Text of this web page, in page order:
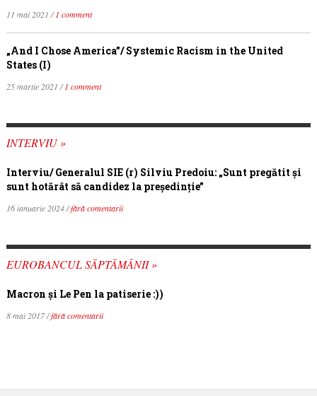
11 mai 2021 /1 comment
„And I Chose America”/ Systemic Racism in the United
States (I)
25 martie 2021 /1 comment
INTERVIU »
Interviu/ Generalul SIE (r) Silviu Predoiu: „Sunt pregătit și
sunt hotărât să candidez la președinție”
16 ianuarie 2024 /fără comentarii
EUROBANCUL SĂPTĂMÂNII »
Macron şi Le Pen la patiserie :))
8 mai 2017 /fără comentarii